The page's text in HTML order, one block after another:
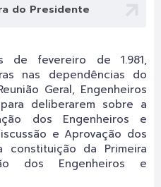
do Presidente
fevereiro de 1.981,
nas dependências do
Geral, Engenheiros
deliberarem sobre a
dos Engenheiros e
e Aprovação dos
constituição da Primeira
dos Engenheiros e